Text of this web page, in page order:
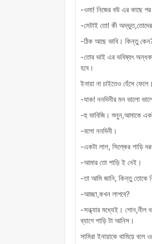
-ওমা! নিজের বউ এর কাছে
-সেটাই তো! কী অদ্ভুত,তোদের
-ঠিক আছে ভাবি। কিন্তু
-তোর ভাই এর ভবিষ্যৎ
হবে।
ইনায়া না চাইতেও হেঁসে
-যাক! ননদিনীর মন ভালো
-হু ভাবিজি। শুনুন,আমাকে
-বলো ননদিনী।
-একটা লাল, সিল্কের শাড়ি
-আমার তো শাড়ি ই নেই।
-তা আমি জানি, কিন্তু তোকে
-আচ্ছা,কখন লাগবে?
-সন্ধ্যার মধ্যেই। শোন,নীল
ব্যাগে শাড়ি টা আনিস।
সামিরা ইনায়াকে থামিয়ে বলে